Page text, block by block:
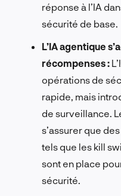
réponse à l’IA
sécurité de base.
L’IA agentique
récompenses :
opérations de
rapide, mais
de surveillance.
s’assurer que
tels que les kill
sont en place
sécurité.